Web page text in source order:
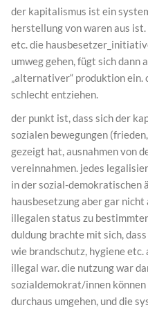
der kapitalismus ist ein
herstellung von waren aus
etc. die
umweg gehen, fügt sich dann
„alternativer“ produktion ein.
schlecht entziehen.
der punkt ist, dass sich der
sozialen bewegungen
gezeigt hat, ausnahmen von
vereinnahmen. jedes
in der sozial-demokratischen
hausbesetzung aber gar
illegalen status zu
duldung brachte mit sich,
wie brandschutz, hygiene
illegal war. die nutzung war
sozialdemokrat/innen
durchaus umgehen, und die